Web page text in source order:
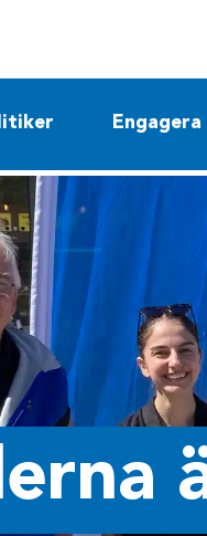
Engagera